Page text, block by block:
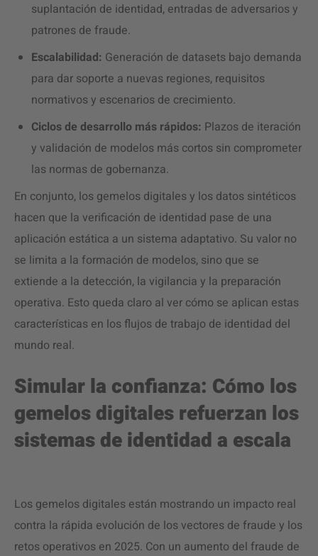
suplantación de identidad, entradas de adversarios y
patrones de fraude.
Escalabilidad: Generación de datasets bajo demanda
para dar soporte a nuevas regiones, requisitos
normativos y escenarios de crecimiento.
Ciclos de desarrollo más rápidos: Plazos de iteración
y validación de modelos más cortos sin comprometer
las normas de gobernanza.
En conjunto, los gemelos digitales y los datos sintéticos
hacen que la verificación de identidad pase de una
aplicación estática a un sistema adaptativo. Su valor no
se limita a la formación de modelos, sino que se
extiende a la detección, la vigilancia y la preparación
operativa. Esto queda claro al ver cómo se aplican estas
características en los flujos de trabajo de identidad del
mundo real.
Simular la confianza: Cómo los
gemelos digitales refuerzan los
sistemas de identidad a escala
Los gemelos digitales están mostrando un impacto real
contra la rápida evolución de los vectores de fraude y los
retos operativos en 2025. Con un aumento del fraude de